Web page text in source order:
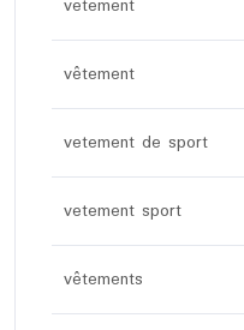
vetement
vêtement
vetement de sport
vetement sport
vêtements